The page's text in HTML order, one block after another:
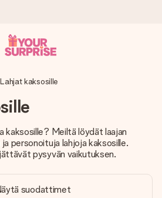
ja lähetämme sen hetkessä,
perusteella)
Asiakkaiden arvosana on 4,8 Google
Lahjat kaksosille
kaksosille? Meiltä löydät laajan
personoituja lahjoja kaksosille.
pysyvän vaikutuksen.
suodattimet